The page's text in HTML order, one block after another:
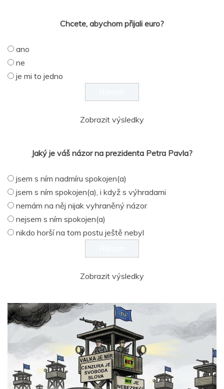
Chcete, abychom přijali euro?
ano
ne
je mi to jedno
Zobrazit výsledky
Jaký je váš názor na prezidenta Petra Pavla?
jsem s ním nadmíru spokojen(a)
jsem s ním spokojen(a), i když s výhradami
nemám na něj nijak vyhraněný názor
nejsem s ním spokojen(a)
nikdo horší na tom postu ještě nebyl
Zobrazit výsledky